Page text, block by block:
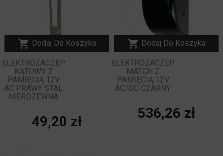
 Dodaj Do Koszyka
ELEKTROZACZEP
KĄTOWY Z
PAMIĘCIĄ 12V
AC PRAWY STAL
NIERDZEWNA
Cena
49,20 zł
 Dodaj Do Koszyka
ELEKTROZACZEP
MATCH Z
PAMIĘCIĄ 12V
AC/DC CZARNY
Cena
536,26 zł